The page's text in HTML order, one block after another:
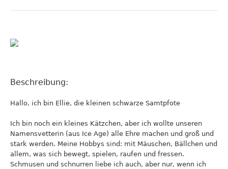
Beschreibung:
Hallo, ich bin Ellie, die kleinen schwarze Samtpfote
Ich bin noch ein kleines Kätzchen, aber ich wollte unseren
Namensvetterin (aus Ice Age) alle Ehre machen und groß und
stark werden. Meine Hobbys sind: mit Mäuschen, Bällchen und
allem, was sich bewegt, spielen, raufen und fressen.
Schmusen und schnurren liebe ich auch, aber nur, wenn ich